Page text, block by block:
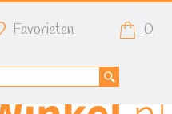
Favorieten 0